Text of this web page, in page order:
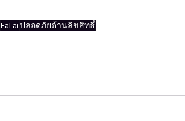
Fal.aiปลอดภัยด้านลิขสิทธิ์